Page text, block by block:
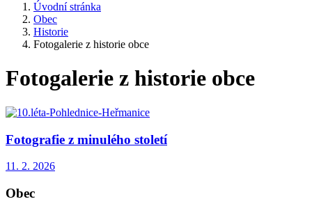
Úvodní stránka
Obec
Historie
Fotogalerie z historie obce
Fotogalerie z historie obce
Fotografie z minulého století
11. 2. 2026
Obec